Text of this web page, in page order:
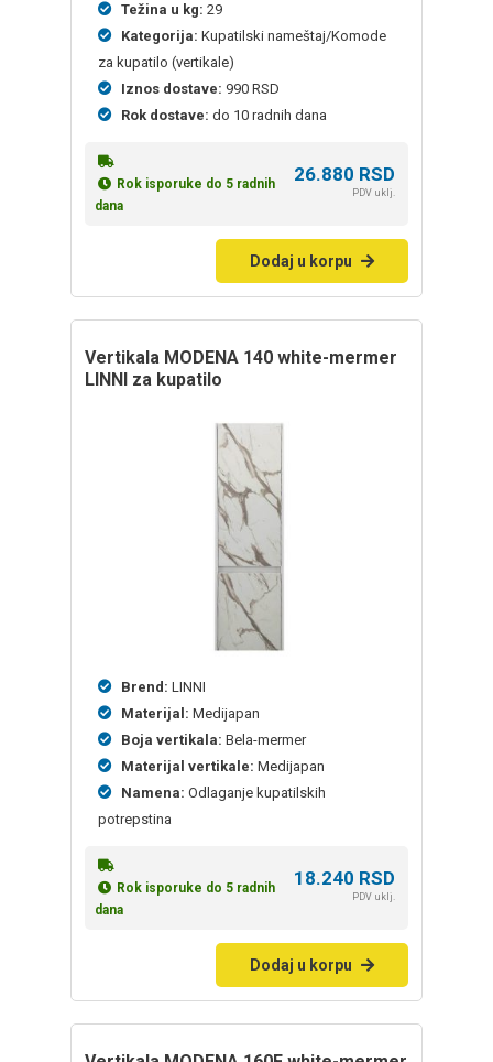
Težina u kg: 29
Kategorija: Kupatilski nameštaj/Komode
za kupatilo (vertikale)
Iznos dostave: 990 RSD
Rok dostave: do 10 radnih dana
Rok isporuke do 5 radnih
dana
26.880 RSD
PDV uklj.
Dodaj u korpu
vertikala MODENA 140 white-mermer
LINNI za kupatilo
Brend: LINNI
Materijal: Medijapan
Boja vertikala: Bela-mermer
Materijal vertikale: Medijapan
Namena: Odlaganje kupatilskih
potrepstina
Rok isporuke do 5 radnih
dana
18.240 RSD
PDV uklj.
Dodaj u korpu